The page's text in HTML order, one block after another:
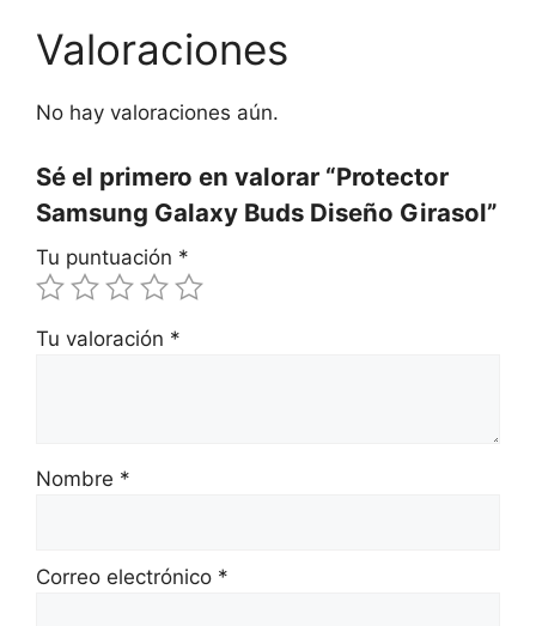
Valoraciones
No hay valoraciones aún.
Sé el primero en valorar “Protector
Samsung Galaxy Buds Diseño Girasol”
Tu puntuación *
Tu valoración *
Nombre *
Correo electrónico *